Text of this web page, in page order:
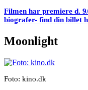
Filmen har premiere d.
biografer- find din billet
Moonlight
Foto: kino.dk